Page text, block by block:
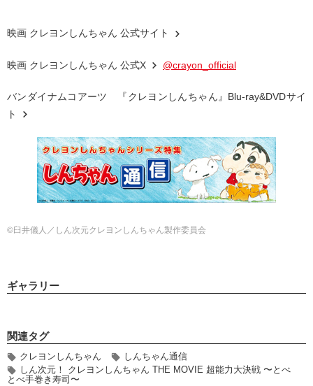
映画 クレヨンしんちゃん 公式サイト
映画 クレヨンしんちゃん 公式X @crayon_official
バンダイナムコアーツ 『クレヨンしんちゃん』Blu-ray&DVDサイ
ト
©臼井儀人／しん次元クレヨンしんちゃん製作委員会
ギャラリー
関連タグ
クレヨンしんちゃん
しんちゃん通信
しん次元！ クレヨンしんちゃん THE MOVIE 超能力大決戦 〜とべ
とべ手巻き寿司〜